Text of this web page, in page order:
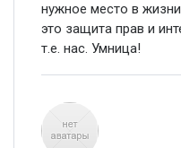
нужное место в
это защита прав и
т.е. нас. Умница!